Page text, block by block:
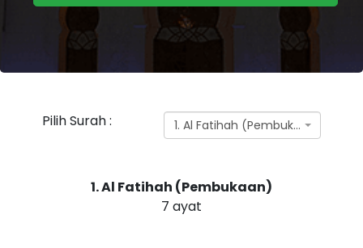
Pilih Surah : 1. Al Fatihah (Pembukaan)
1. Al Fatihah (Pembukaan)
7 ayat